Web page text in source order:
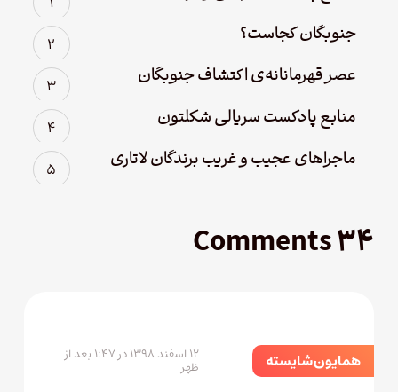
جنوبگان کجاست؟
عصر قهرمانانه‌ی اکتشاف جنوبگان
منابع پادکست سریالی شکلتون
ماجراهای عجیب و غریب برندگان لاتاری
۳۴ Comments
همایون شایسته ۱۲ اسفند ۱۳۹۸ در ۱:۴۷ بعد از
ظهر